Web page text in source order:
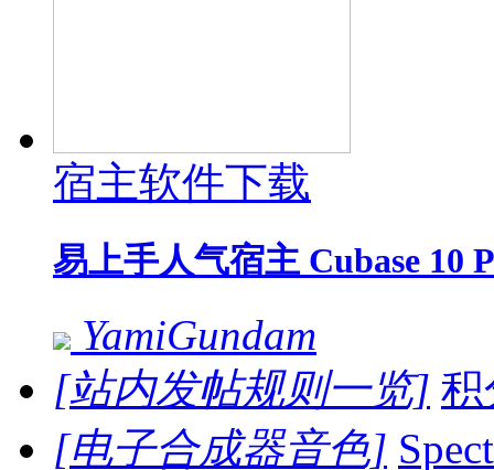
宿主软件下载
易上手人气宿主 Cubase 10
YamiGundam
[站内发帖规则一览] 积
[电子合成器音色]